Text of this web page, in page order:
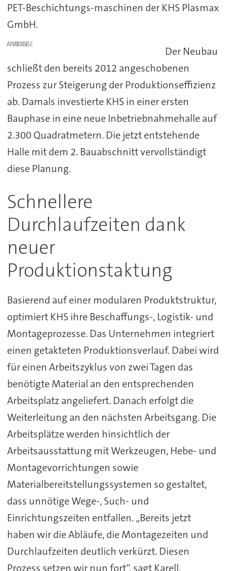
PET-Beschichtungs-maschinen der KHS Plasmax
GmbH.
ANZEIGE
Der Neubau
schließt den bereits 2012 angeschobenen
Prozess zur Steigerung der Produktionseffizienz
ab. Damals investierte KHS in einer ersten
Bauphase in eine neue Inbetriebnahmehalle auf
2.300 Quadratmetern. Die jetzt entstehende
Halle mit dem 2. Bauabschnitt vervollständigt
diese Planung.
Schnellere
Durchlaufzeiten dank
neuer
Produktionstaktung
Basierend auf einer modularen Produktstruktur,
optimiert KHS ihre Beschaffungs-, Logistik- und
Montageprozesse. Das Unternehmen integriert
einen getakteten Produktionsverlauf. Dabei wird
für einen Arbeitszyklus von zwei Tagen das
benötigte Material an den entsprechenden
Arbeitsplatz angeliefert. Danach erfolgt die
Weiterleitung an den nächsten Arbeitsgang. Die
Arbeitsplätze werden hinsichtlich der
Arbeitsausstattung mit Werkzeugen, Hebe- und
Montagevorrichtungen sowie
Materialbereitstellungssystemen so gestaltet,
dass unnötige Wege-, Such- und
Einrichtungszeiten entfallen. „Bereits jetzt
haben wir die Abläufe, die Montagezeiten und
Durchlaufzeiten deutlich verkürzt. Diesen
Prozess setzen wir nun fort“, sagt Karell.